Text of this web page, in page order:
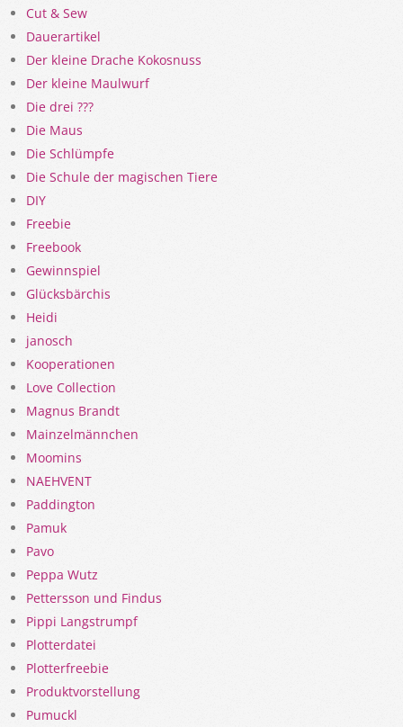
Cut & Sew
Dauerartikel
Der kleine Drache Kokosnuss
Der kleine Maulwurf
Die drei ???
Die Maus
Die Schlümpfe
Die Schule der magischen Tiere
DIY
Freebie
Freebook
Gewinnspiel
Glücksbärchis
Heidi
janosch
Kooperationen
Love Collection
Magnus Brandt
Mainzelmännchen
Moomins
NAEHVENT
Paddington
Pamuk
Pavo
Peppa Wutz
Pettersson und Findus
Pippi Langstrumpf
Plotterdatei
Plotterfreebie
Produktvorstellung
Pumuckl